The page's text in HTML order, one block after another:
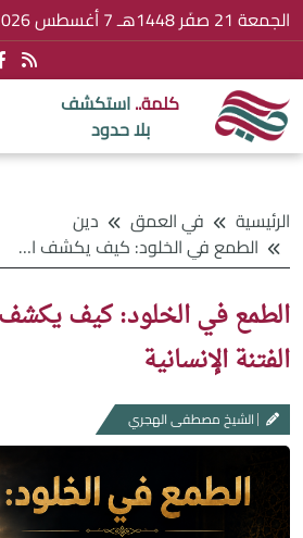
الجمعة 21 صفَر 1448هـ 7 أغسطس 2026
كلمة..استكشف
بلا حدود
الرئيسية في العمق
دين
الطمع في الخلود: كيف يكشف القرآن حقيقة الفتنة الإنسانية
الطمع في الخلود: كيف يكشف
الفتنة الإنسانية
الشيخ مصطفى الهجري